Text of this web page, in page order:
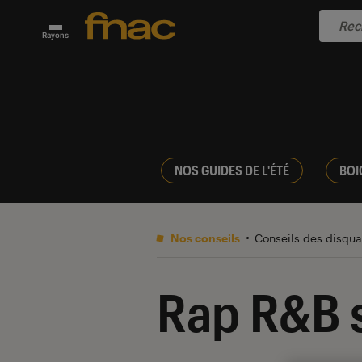
Rayons
NOS GUIDES DE L'ÉTÉ
Nos conseils Conseils des
Rap